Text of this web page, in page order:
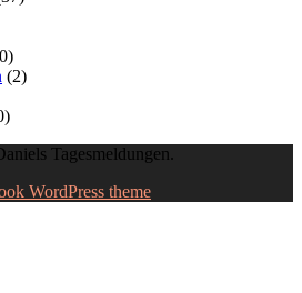
(2)
Tagesmeldungen.
WordPress theme